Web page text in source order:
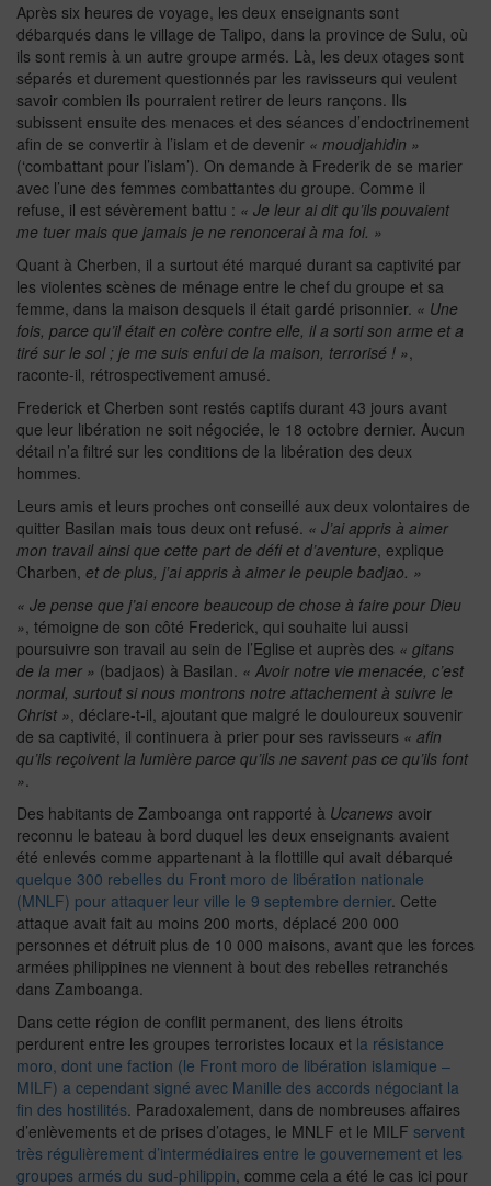
Après six heures de voyage, les deux enseignants sont
débarqués dans le village de Talipo, dans la province de Sulu, où
ils sont remis à un autre groupe armés. Là, les deux otages sont
séparés et durement questionnés par les ravisseurs qui veulent
savoir combien ils pourraient retirer de leurs rançons. Ils
subissent ensuite des menaces et des séances d’endoctrinement
afin de se convertir à l’islam et de devenir « moudjahidin »
(‘combattant pour l’islam’). On demande à Frederik de se marier
avec l’une des femmes combattantes du groupe. Comme il
refuse, il est sévèrement battu : « Je leur ai dit qu’ils pouvaient
me tuer mais que jamais je ne renoncerai à ma foi. »
Quant à Cherben, il a surtout été marqué durant sa captivité par
les violentes scènes de ménage entre le chef du groupe et sa
femme, dans la maison desquels il était gardé prisonnier. « Une
fois, parce qu’il était en colère contre elle, il a sorti son arme et a
tiré sur le sol ; je me suis enfui de la maison, terrorisé ! »,
raconte-il, rétrospectivement amusé.
Frederick et Cherben sont restés captifs durant 43 jours avant
que leur libération ne soit négociée, le 18 octobre dernier. Aucun
détail n’a filtré sur les conditions de la libération des deux
hommes.
Leurs amis et leurs proches ont conseillé aux deux volontaires de
quitter Basilan mais tous deux ont refusé. « J’ai appris à aimer
mon travail ainsi que cette part de défi et d’aventure, explique
Charben, et de plus, j’ai appris à aimer le peuple badjao. »
« Je pense que j’ai encore beaucoup de chose à faire pour Dieu
», témoigne de son côté Frederick, qui souhaite lui aussi
poursuivre son travail au sein de l’Eglise et auprès des « gitans
de la mer » (badjaos) à Basilan. « Avoir notre vie menacée, c’est
normal, surtout si nous montrons notre attachement à suivre le
Christ », déclare-t-il, ajoutant que malgré le douloureux souvenir
de sa captivité, il continuera à prier pour ses ravisseurs « afin
qu’ils reçoivent la lumière parce qu’ils ne savent pas ce qu’ils font
».
Des habitants de Zamboanga ont rapporté à Ucanews avoir
reconnu le bateau à bord duquel les deux enseignants avaient
été enlevés comme appartenant à la flottille qui avait débarqué
quelque 300 rebelles du Front moro de libération nationale
(MNLF) pour attaquer leur ville le 9 septembre dernier. Cette
attaque avait fait au moins 200 morts, déplacé 200 000
personnes et détruit plus de 10 000 maisons, avant que les forces
armées philippines ne viennent à bout des rebelles retranchés
dans Zamboanga.
Dans cette région de conflit permanent, des liens étroits
perdurent entre les groupes terroristes locaux et la résistance
moro, dont une faction (le Front moro de libération islamique –
MILF) a cependant signé avec Manille des accords négociant la
fin des hostilités. Paradoxalement, dans de nombreuses affaires
d’enlèvements et de prises d’otages, le MNLF et le MILF servent
très régulièrement d’intermédiaires entre le gouvernement et les
groupes armés du sud-philippin, comme cela a été le cas ici pour